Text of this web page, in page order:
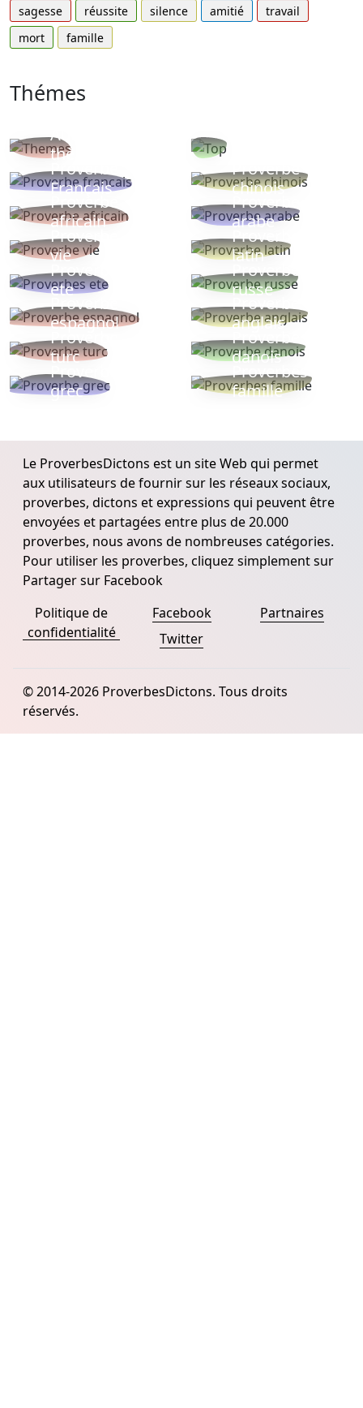
sagesse
réussite silence amitié
travail
mort
famille
Thémes
Autres
thèmes
Proverbe
Français
Proverbe
chinois
Proverbe
africain
Proverbe
arabe
Proverbe
vie
Proverbe
latin
Proverbes
ete
Proverbe
russe
Proverbe
espagnol
Proverbe
anglais
Proverbe
turc
Proverbe
danois
Proverbe
grec
Proverbes
famille
Le ProverbesDictons est un site Web qui permet
aux utilisateurs de fournir sur les réseaux sociaux,
proverbes, dictons et expressions qui peuvent être
envoyées et partagées entre plus de 20.000
proverbes, nous avons de nombreuses catégories.
Pour utiliser les proverbes, cliquez simplement sur
Partager sur Facebook
Politique de
confidentialité
Facebook
Twitter
Partnaires
© 2014-2026 ProverbesDictons. Tous droits
réservés.